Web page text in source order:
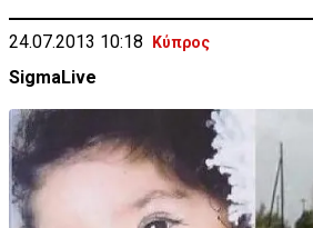
24.07.2013 10:18 Κύπρος
SigmaLive